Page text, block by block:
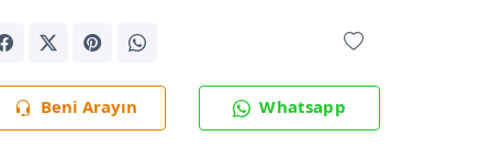
Beni Arayın Whatsapp